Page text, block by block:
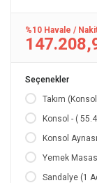
%10 Havale /
Seçenekler
Takım
Konsol - (
Konsol
Yemek
Sandalye (1